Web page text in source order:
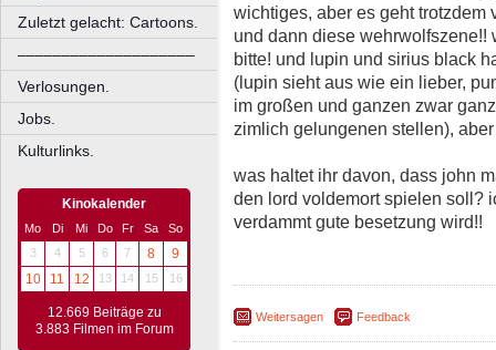
Zuletzt gelacht: Cartoons.
––––––––––––––––––––
Verlosungen.
Jobs.
Kulturlinks.
Kinokalender
Mo Di Mi Do Fr Sa
So
3
4 5 6 7 8
9
10
11 12 13 14 15 16
12.669 Beiträge zu
3.883 Filmen im Forum
wichtiges, aber es geht trotzdem
und dann diese
bitte! und lupin und sirius black
(lupin sieht aus wie ein lieber,
im großen und ganzen zwar
zimlich gelungenen stellen),
was haltet ihr davon, dass john
den lord voldemort spielen soll?
verdammt gute besetzung wird!!
Weitersagen Feedback